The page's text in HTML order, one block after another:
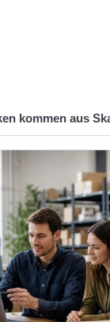
kommen aus